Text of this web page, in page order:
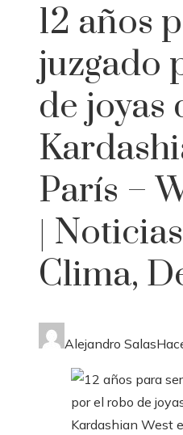
12 años
juzgado
de joyas
París –
|
Clima,
Alejandro Salas